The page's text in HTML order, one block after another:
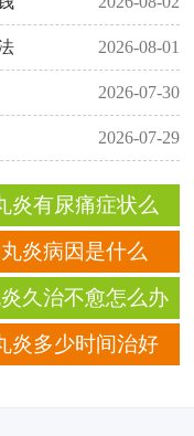
2026-08-01
2026-07-30
2026-07-29
炎有尿痛症状么
炎病因是什么
久治不愈怎么办
炎多少时间治好